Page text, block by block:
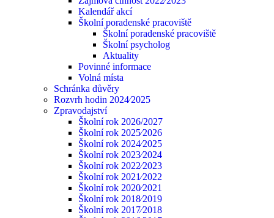
Kalendář akcí
Školní poradenské pracoviště
Školní poradenské pracoviště
Školní psycholog
Aktuality
Povinné informace
Volná místa
Schránka důvěry
Rozvrh hodin 2024⁄2025
Zpravodajství
Školní rok 2026/2027
Školní rok 2025⁄2026
Školní rok 2024⁄2025
Školní rok 2023⁄2024
Školní rok 2022⁄2023
Školní rok 2021⁄2022
Školní rok 2020⁄2021
Školní rok 2018⁄2019
Školní rok 2017⁄2018